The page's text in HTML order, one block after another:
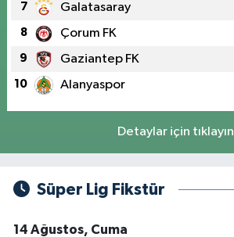
7 Galatasaray
8 Çorum FK
9 Gaziantep FK
10 Alanyaspor
Detaylar için tıklayın
Süper Lig Fikstür
14 Ağustos, Cuma